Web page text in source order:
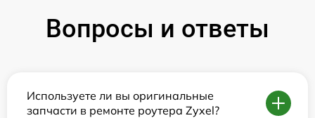
Вопросы и ответы
Используете ли вы оригинальные
запчасти в ремонте роутера Zyxel?